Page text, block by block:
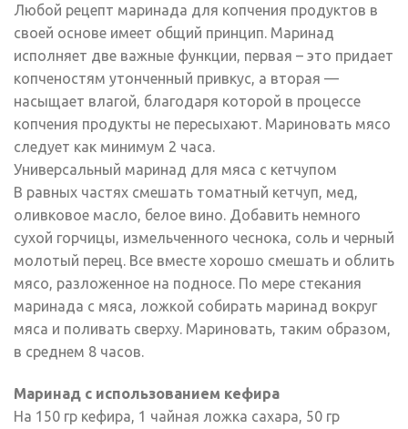
Любой рецепт маринада для копчения продуктов в
своей основе имеет общий принцип. Маринад
исполняет две важные функции, первая – это придает
копченостям утонченный привкус, а вторая —
насыщает влагой, благодаря которой в процессе
копчения продукты не пересыхают. Мариновать мясо
следует как минимум 2 часа.
Универсальный маринад для мяса с кетчупом
В равных частях смешать томатный кетчуп, мед,
оливковое масло, белое вино. Добавить немного
сухой горчицы, измельченного чеснока, соль и черный
молотый перец. Все вместе хорошо смешать и облить
мясо, разложенное на подносе. По мере стекания
маринада с мяса, ложкой собирать маринад вокруг
мяса и поливать сверху. Мариновать, таким образом,
в среднем 8 часов.
Маринад с использованием кефира
На 150 гр кефира, 1 чайная ложка сахара, 50 гр